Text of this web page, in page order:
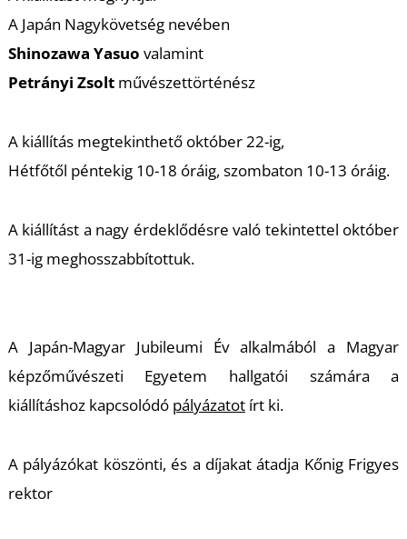
A Japán Nagykövetség nevében
Shinozawa Yasuo valamint
Petrányi Zsoltművészettörténész
A kiállítás megtekinthető október 22-ig,
Hétfőtől péntekig 10-18 óráig, szombaton 10-13 óráig.
A kiállítást a nagy érdeklődésre való tekintettel október
31-ig meghosszabbítottuk.
A Japán-Magyar Jubileumi Év alkalmából a Magyar
képzőművészeti Egyetem hallgatói számára a
kiállításhoz kapcsolódó pályázatotírt ki.
A pályázókat köszönti, és a díjakat átadja Kőnig Frigyes
rektor